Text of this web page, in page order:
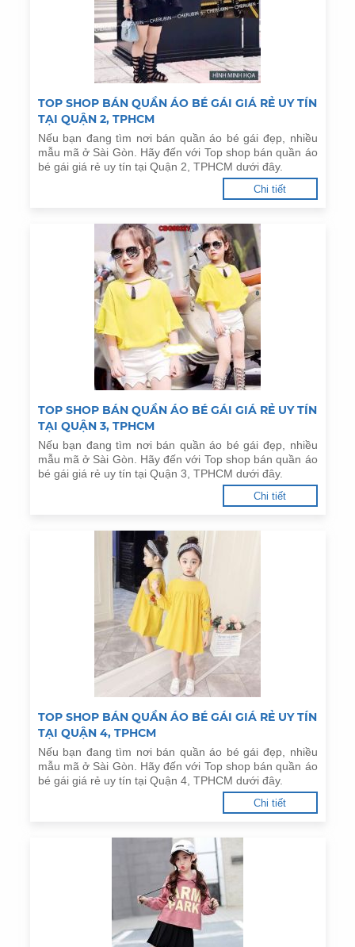
TOP SHOP BÁN QUẦN ÁO BÉ GÁI GIÁ RẺ UY TÍN
TẠI QUẬN 2, TPHCM
Nếu bạn đang tìm nơi bán quần áo bé gái đẹp, nhiều
mẫu mã ở Sài Gòn. Hãy đến với Top shop bán quần áo
bé gái giá rẻ uy tín tại Quận 2, TPHCM dưới đây.
Chi tiết
TOP SHOP BÁN QUẦN ÁO BÉ GÁI GIÁ RẺ UY TÍN
TẠI QUẬN 3, TPHCM
Nếu bạn đang tìm nơi bán quần áo bé gái đẹp, nhiều
mẫu mã ở Sài Gòn. Hãy đến với Top shop bán quần áo
bé gái giá rẻ uy tín tại Quận 3, TPHCM dưới đây.
Chi tiết
TOP SHOP BÁN QUẦN ÁO BÉ GÁI GIÁ RẺ UY TÍN
TẠI QUẬN 4, TPHCM
Nếu bạn đang tìm nơi bán quần áo bé gái đẹp, nhiều
mẫu mã ở Sài Gòn. Hãy đến với Top shop bán quần áo
bé gái giá rẻ uy tín tại Quận 4, TPHCM dưới đây.
Chi tiết